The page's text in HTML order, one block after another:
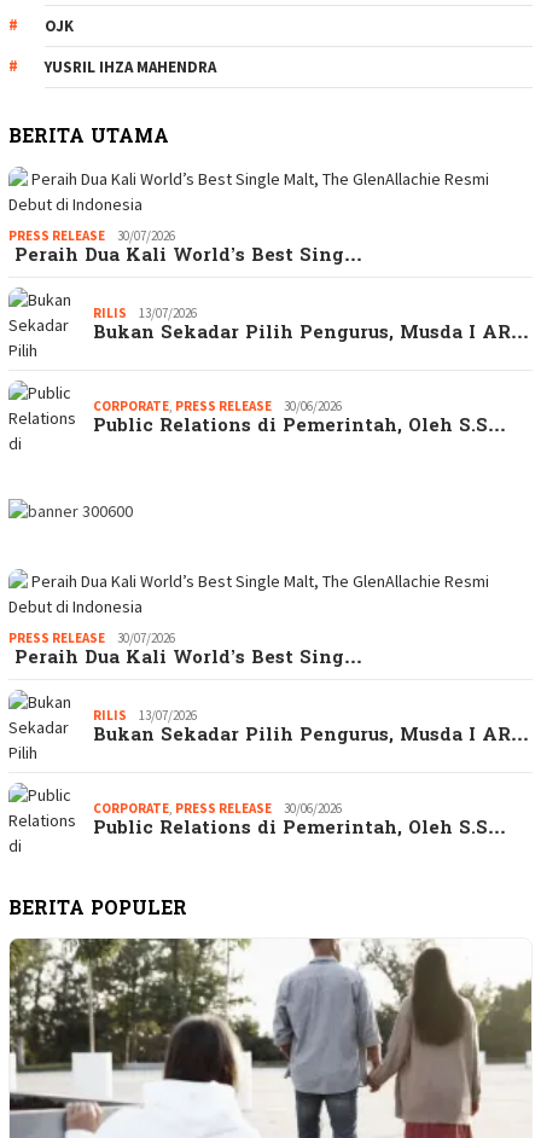
OJK
YUSRIL IHZA MAHENDRA
BERITA UTAMA
PRESS RELEASE 30/07/2026
Peraih Dua Kali World’s Best Sing…
RILIS 13/07/2026
Bukan Sekadar Pilih Pengurus, Musda I AR…
CORPORATE, PRESS RELEASE 30/06/2026
Public Relations di Pemerintah, Oleh S.S…
PRESS RELEASE 30/07/2026
Peraih Dua Kali World’s Best Sing…
RILIS 13/07/2026
Bukan Sekadar Pilih Pengurus, Musda I AR…
CORPORATE, PRESS RELEASE 30/06/2026
Public Relations di Pemerintah, Oleh S.S…
BERITA POPULER